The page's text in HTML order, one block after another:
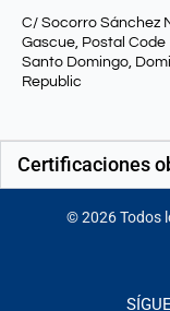
C/ Socorro Sánchez
Gascue, Postal Code
Santo Domingo,
Republic
Certificaciones
©2026Todos